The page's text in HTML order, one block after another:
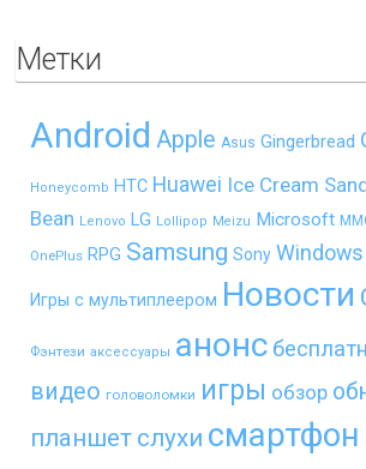
Метки
Android Apple Asus Gingerbread
Honeycomb HTC Huawei Ice Cream
Bean Lenovo LG Lollipop Meizu Microsoft
OnePlus RPG Samsung Sony
Игры с мультиплеером Новости
Фэнтези аксессуары анонс
видео головоломки игры обзор
планшет слухи смартфон